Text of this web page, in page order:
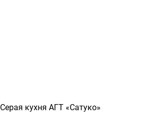
Серая кухня АГТ «Сатуко»